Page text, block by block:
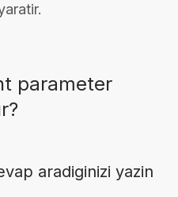
parameter
aradiginizi yazin